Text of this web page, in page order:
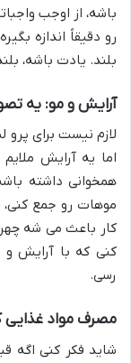
باشه، از اوجب
رو دقیقاً اندازه
بلند. یادت باشه،
آرایش و مو: یه
لازم نیست برای
اما یه آرایش
همخوانی داشته
موهات رو جمع کنی،
کار باعث می شه
کنی که با آرایش
رسی.
مصرف مواد غذایی
شاید فکر کنی اگه